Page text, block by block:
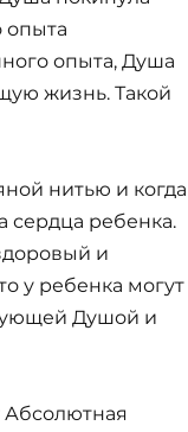
опыта
опыта, Душа
жизнь. Такой
нитью и когда
сердца ребенка.
и
у ребенка могут
Душой и
Абсолютная